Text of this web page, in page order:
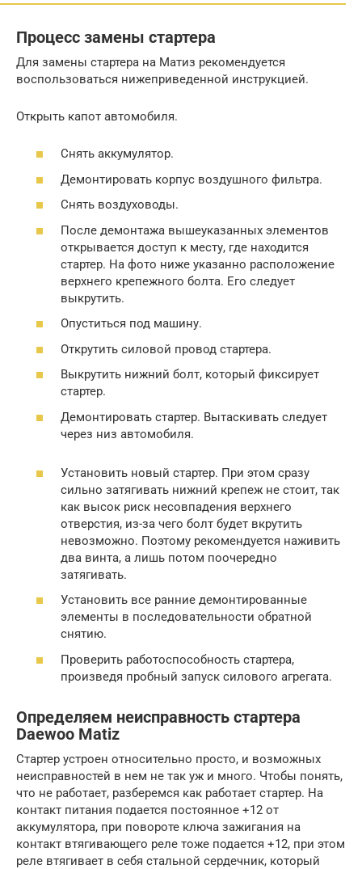
Процесс замены стартера
Для замены стартера на Матиз рекомендуется
воспользоваться нижеприведенной инструкцией.
Открыть капот автомобиля.
Снять аккумулятор.
Демонтировать корпус воздушного фильтра.
Снять воздуховоды.
После демонтажа вышеуказанных элементов
открывается доступ к месту, где находится
стартер. На фото ниже указанно расположение
верхнего крепежного болта. Его следует
выкрутить.
Опуститься под машину.
Открутить силовой провод стартера.
Выкрутить нижний болт, который фиксирует
стартер.
Демонтировать стартер. Вытаскивать следует
через низ автомобиля.
Установить новый стартер. При этом сразу
сильно затягивать нижний крепеж не стоит, так
как высок риск несовпадения верхнего
отверстия, из-за чего болт будет вкрутить
невозможно. Поэтому рекомендуется наживить
два винта, а лишь потом поочередно
затягивать.
Установить все ранние демонтированные
элементы в последовательности обратной
снятию.
Проверить работоспособность стартера,
произведя пробный запуск силового агрегата.
Определяем неисправность стартера
Daewoo Matiz
Стартер устроен относительно просто, и возможных
неисправностей в нем не так уж и много. Чтобы понять,
что не работает, разберемся как работает стартер. На
контакт питания подается постоянное +12 от
аккумулятора, при повороте ключа зажигания на
контакт втягивающего реле тоже подается +12, при этом
реле втягивает в себя стальной сердечник, который